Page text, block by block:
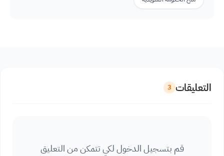
التعليقات 3
قم بتسجيل الدخول لكي تتمكن من التعليق